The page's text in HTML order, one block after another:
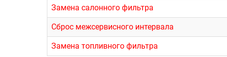
Замена салонного фильтра
Сброс межсервисного интервала
Замена топливного фильтра